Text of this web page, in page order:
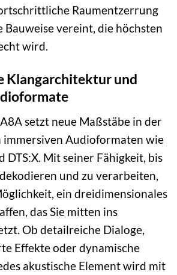
Raumentzerrung
Bauweise vereint, die höchsten
wird.
Klangarchitektur und
setzt neue Maßstäbe in der
immersiven Audioformaten wie
DTS:X. Mit seiner Fähigkeit, bis
und zu verarbeiten,
ein dreidimensionales
das Sie mitten ins
Ob detailreiche Dialoge,
Effekte oder dynamische
akustische Element wird mit